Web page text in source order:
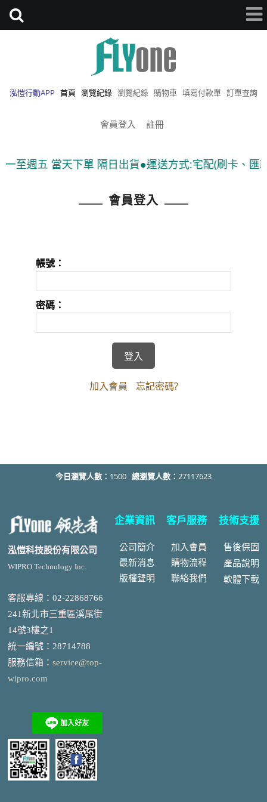
泓愷行動APP 首頁 瀏覽紀錄 瀏覽紀錄 購物車 填寫付款單 訂單查詢
會員登入 註冊
至週五 當天下單 隔日出貨●運送方式:宅配(刷卡、匯
會員登入
帳號：
密碼：
加入會員 忘記密碼?
今日瀏覽人數： 1500 總瀏覽人數： 27117623
泓愷科技股份有限公司
WIPRO Technology Inc.
客服專線：02-22868766
241新北市三重區溪尾街
14號3樓之1
統一編號 ： 28714788
服務信箱： service@top-
wipro.com
企業資訊
公司簡介
最新消息
版權聲明
客戶服務
加入會員
購物流程
聯絡我們
技術支援
售後保固
產品說明
軟體下載